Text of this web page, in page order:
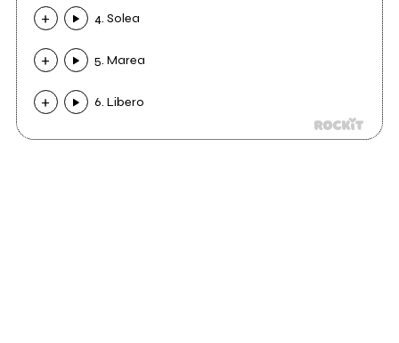
4. Solea
5. Marea
6. Libero